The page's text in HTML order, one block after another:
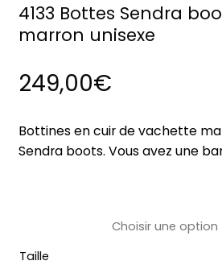
4133 Bottes Sendra
marron unisexe
249,00€
Bottines en cuir de vachette
Sendra boots. Vous avez une
Taille